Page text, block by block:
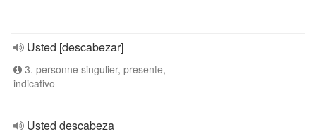
Usted [descabezar]
3. personne singulier, presente,
indicativo
Usted descabeza